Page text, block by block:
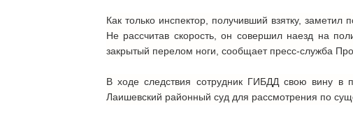
Как только инспектор, получивший взятку, заметил
Не рассчитав скорость, он совершил наезд на
закрытый перелом ноги, сообщает пресс-служба
В ходе следствия сотрудник ГИБДД свою вину в
Лаишевский районный суд для рассмотрения по